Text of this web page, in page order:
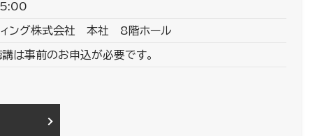
ィング株式会社 本社 8階ホール
は事前のお申込が必要です。